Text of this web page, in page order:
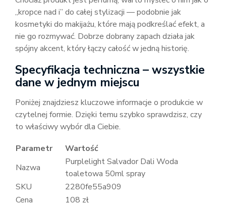
„kropce nad i” do całej stylizacji — podobnie jak
kosmetyki do makijażu, które mają podkreślać efekt, a
nie go rozmywać. Dobrze dobrany zapach działa jak
spójny akcent, który łączy całość w jedną historię.
Specyfikacja techniczna – wszystkie
dane w jednym miejscu
Poniżej znajdziesz kluczowe informacje o produkcie w
czytelnej formie. Dzięki temu szybko sprawdzisz, czy
to właściwy wybór dla Ciebie.
Parametr
Wartość
Nazwa
Purplelight Salvador Dali Woda
toaletowa 50ml spray
SKU
2280fe55a909
Cena
108 zł